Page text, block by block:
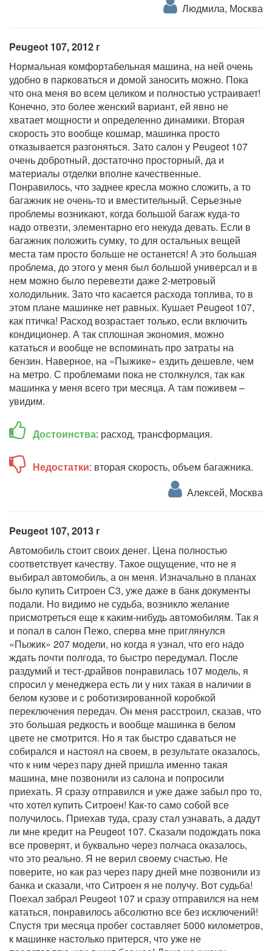
Людмила, Москва
Peugeot 107, 2012 г
Нормальная комфортабельная машина, на ней очень
удобно в парковаться и домой заносить можно. Пока
что она меня во всем целиком и полностью устраивает!
Конечно, это более женский вариант, ей явно не
хватает мощности и определенно динамики. Вторая
скорость это вообще кошмар, машинка просто
отказывается разгоняться. Зато салон у Peugeot 107
очень добротный, достаточно просторный, да и
материалы отделки вполне качественные.
Понравилось, что заднее кресла можно сложить, а то
багажник не очень-то и вместительный. Серьезные
проблемы возникают, когда большой багаж куда-то
надо отвезти, элементарно его некуда девать. Если в
багажник положить сумку, то для остальных вещей
места там просто больше не останется! А это большая
проблема, до этого у меня был большой универсал и в
нем можно было перевезти даже 2-метровый
холодильник. Зато что касается расхода топлива, то в
этом плане машинке нет равных. Кушает Peugeot 107,
как птичка! Расход возрастает только, если включить
кондиционер. А так сплошная экономия, можно
кататься и вообще не вспоминать про затраты на
бензин. Наверное, на «Пыжике» ездить дешевле, чем
на метро. С проблемами пока не столкнулся, так как
машинка у меня всего три месяца. А там поживем –
увидим.
Достоинства: расход, трансформация.
Недостатки: вторая скорость, объем багажника.
Алексей, Москва
Peugeot 107, 2013 г
Автомобиль стоит своих денег. Цена полностью
соответствует качеству. Такое ощущение, что не я
выбирал автомобиль, а он меня. Изначально в планах
было купить Ситроен С3, уже даже в банк документы
подали. Но видимо не судьба, возникло желание
присмотреться еще к каким-нибудь автомобилям. Так я
и попал в салон Пежо, сперва мне приглянулся
«Пыжик» 207 модели, но когда я узнал, что его надо
ждать почти полгода, то быстро передумал. После
раздумий и тест-драйвов понравилась 107 модель, я
спросил у менеджера есть ли у них такая в наличии в
белом кузове и с роботизированной коробкой
переключения передач. Он меня расстроил, сказав, что
это большая редкость и вообще машинка в белом
цвете не смотрится. Но я так быстро сдаваться не
собирался и настоял на своем, в результате оказалось,
что к ним через пару дней пришла именно такая
машина, мне позвонили из салона и попросили
приехать. Я сразу отправился и уже даже забыл про то,
что хотел купить Ситроен! Как-то само собой все
получилось. Приехав туда, сразу стал узнавать, а дадут
ли мне кредит на Peugeot 107. Сказали подождать пока
все проверят, и буквально через полчаса оказалось,
что это реально. Я не верил своему счастью. Не
поверите, но как раз через пару дней мне позвонили из
банка и сказали, что Ситроен я не получу. Вот судьба!
Поехал забрал Peugeot 107 и сразу отправился на нем
кататься, понравилось абсолютно все без исключений!
Спустя три месяца пробег составляет 5000 километров,
к машинке настолько притерся, что уже не